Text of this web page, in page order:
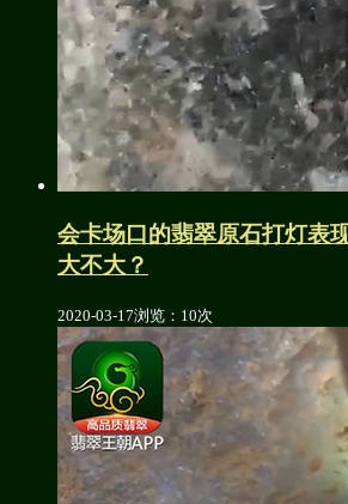
会卡场口的翡翠原石打灯表
大不大？
2020-03-17浏览：10次